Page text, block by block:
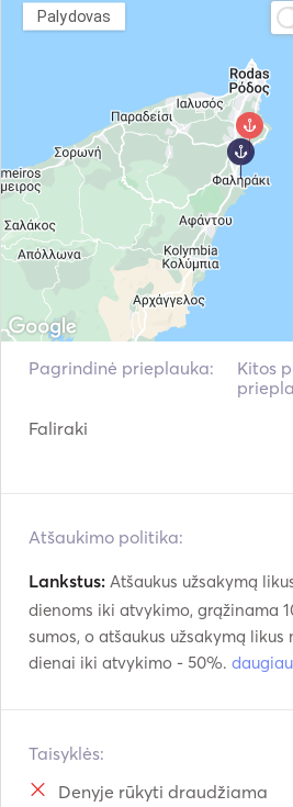
Palydovas
Pagrindinė prieplauka:
Faliraki
Kitos
Atšaukimo politika:
Lankstus: Atšaukus užsakymą
dienoms iki atvykimo, grąžinama
sumos, o atšaukus užsakymą likus
dienai iki atvykimo - 50%. daugiau
Taisyklės:
Denyje rūkyti draudžiama